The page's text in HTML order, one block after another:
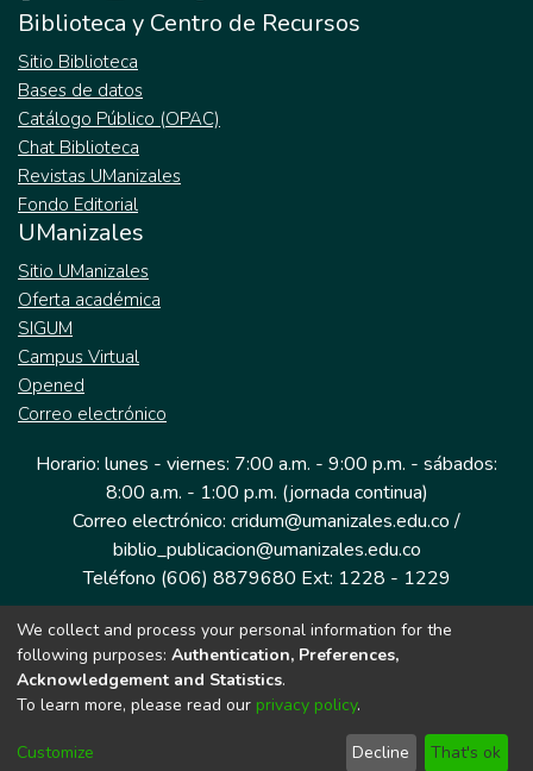
Biblioteca y Centro de Recursos
Sitio Biblioteca
Bases de datos
Catálogo Público (OPAC)
Chat Biblioteca
Revistas UManizales
Fondo Editorial
UManizales
Sitio UManizales
Oferta académica
SIGUM
Campus Virtual
Opened
Correo electrónico
Horario: lunes - viernes: 7:00 a.m. - 9:00 p.m. - sábados:
8:00 a.m. - 1:00 p.m. (jornada continua)
Correo electrónico: cridum@umanizales.edu.co /
biblio_publicacion@umanizales.edu.co
Teléfono (606) 8879680 Ext: 1228 - 1229
Dirección: Cra 9 a # 19-03 Edificio histórico, piso 1
Manizales, Caldas
Colombia.
Tecnología DSpace implementada por
We collect and process your personal information for the
following purposes: Authentication, Preferences,
Acknowledgement and Statistics.
To learn more, please read our privacy policy.
Customize Decline That's ok